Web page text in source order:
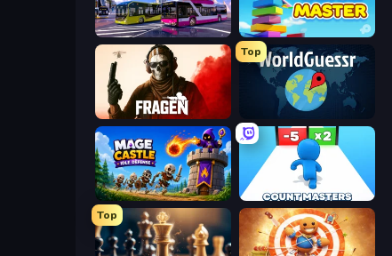
Bus Simulator: EVO Slice Master
Fragen
Top
WorldGuessr Free GeoGuessr
Mage Castle Idle Defense
Top